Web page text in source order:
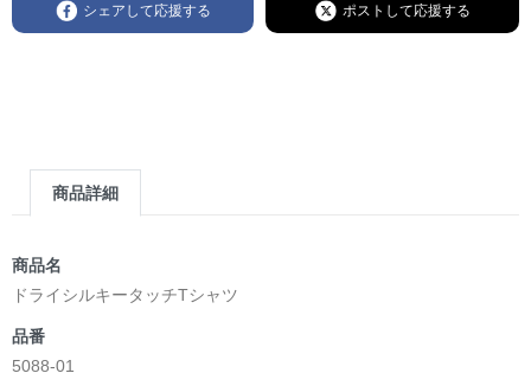
シェアして応援する ポストして応援する
商品詳細
商品名
ドライシルキータッチTシャツ
品番
5088-01